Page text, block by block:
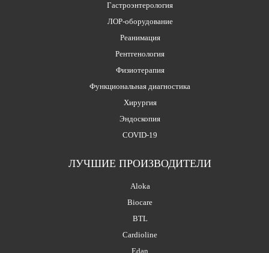
Гастроэнтерология
ЛОР-оборудование
Реанимация
Рентгенология
Физиотерапия
Функциональная диагностика
Хирургия
Эндоскопия
COVID-19
ЛУЧШИЕ ПРОИЗВОДИТЕЛИ
Aloka
Biocare
BTL
Cardioline
Edan